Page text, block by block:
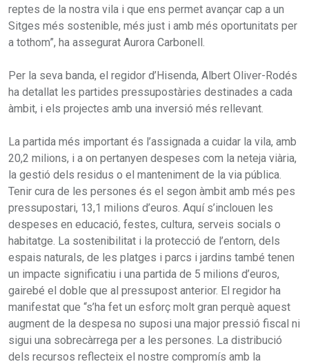
reptes de la nostra vila i que ens permet avançar cap a un
Sitges més sostenible, més just i amb més oportunitats per
a tothom”, ha assegurat Aurora Carbonell.
Per la seva banda, el regidor d’Hisenda, Albert Oliver-Rodés
ha detallat les partides pressupostàries destinades a cada
àmbit, i els projectes amb una inversió més rellevant.
La partida més important és l’assignada a cuidar la vila, amb
20,2 milions, i a on pertanyen despeses com la neteja viària,
la gestió dels residus o el manteniment de la via pública.
Tenir cura de les persones és el segon àmbit amb més pes
pressupostari, 13,1 milions d’euros. Aquí s’inclouen les
despeses en educació, festes, cultura, serveis socials o
habitatge. La sostenibilitat i la protecció de l’entorn, dels
espais naturals, de les platges i parcs i jardins també tenen
un impacte significatiu i una partida de 5 milions d’euros,
gairebé el doble que al pressupost anterior. El regidor ha
manifestat que “s’ha fet un esforç molt gran perquè aquest
augment de la despesa no suposi una major pressió fiscal ni
sigui una sobrecàrrega per a les persones. La distribució
dels recursos reflecteix el nostre compromís amb la